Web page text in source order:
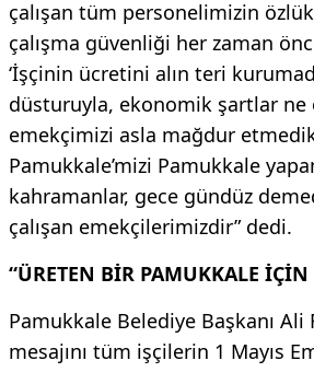
çalışan tüm personelimizin
çalışma güvenliği her zaman
‘İşçinin ücretini alın teri
düsturuyla, ekonomik şartlar ne
emekçimizi asla mağdur
Pamukkale’mizi Pamukkale
kahramanlar, gece gündüz
çalışan emekçilerimizdir” dedi.
“ÜRETEN BİR PAMUKKALE
Pamukkale Belediye Başkanı Ali
mesajını tüm işçilerin 1 Mayıs